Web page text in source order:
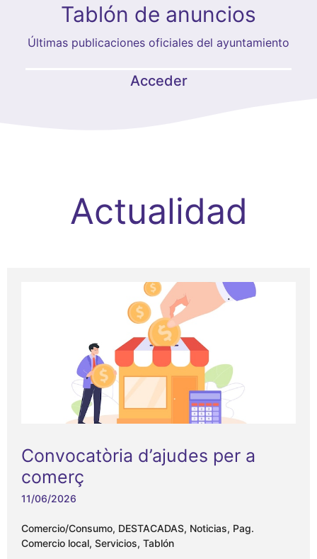
Tablón de anuncios
Últimas publicaciones oficiales del ayuntamiento
Acceder
Actualidad
Convocatòria d’ajudes per a
comerç
11/06/2026
Comercio/Consumo, DESTACADAS, Noticias, Pag.
Comercio local, Servicios, Tablón